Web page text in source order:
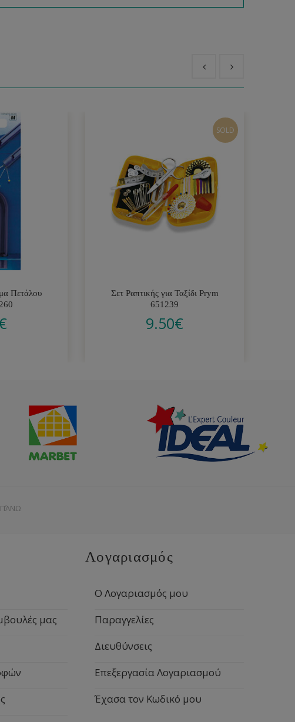
Πετάλου
SOLD
Σετ Ραπτικής για Ταξίδι Prym
651239
9.50€
μας
Λογαριασμός
Ο Λογαριασμός μου
Παραγγελίες
Διευθύνσεις
Επεξεργασία Λογαριασμού
Έχασα τον Κωδικό μου